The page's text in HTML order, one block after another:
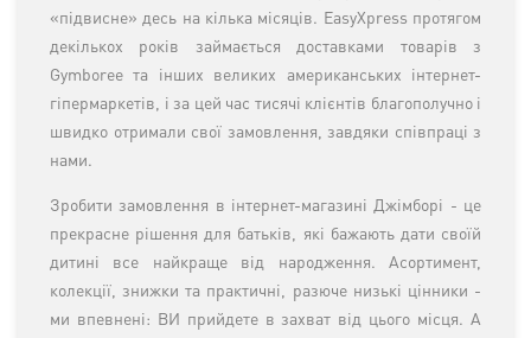
«підвисне» десь на кілька місяців. EasyXpress протягом
декількох років займається доставками товарів з
Gymboree та інших великих американських інтернет-
гіпермаркетів, і за цей час тисячі клієнтів благополучно і
швидко отримали свої замовлення, завдяки співпраці з
нами.
Зробити замовлення в інтернет-магазині Джімборі - це
прекрасне рішення для батьків, які бажають дати своїй
дитині все найкраще від народження. Асортимент,
колекції, знижки та практичні, разюче низькі цінники -
ми впевнені: ВИ прийдете в захват від цього місця. А